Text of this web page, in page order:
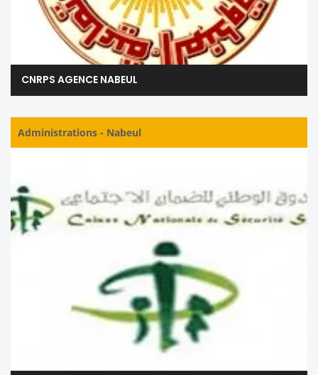
CNRPS AGENCE NABEUL
Administrations - Nabeul